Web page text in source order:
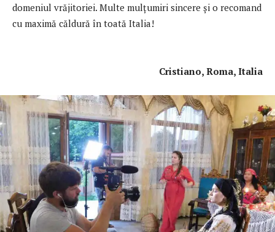
domeniul vrăjitoriei. Multe mulţumiri sincere și o recomand
cu maximă căldură în toată Italia!
Cristiano, Roma, Italia